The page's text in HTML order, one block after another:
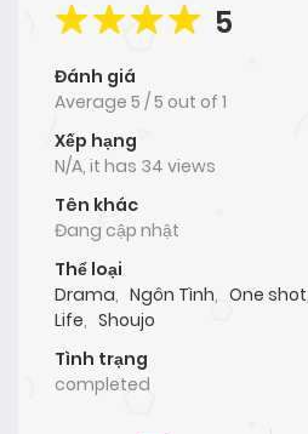
5
Đánh giá
Average 5 /5 out of 1
Xếp hạng
N/A, it has 34 views
Tên khác
Đang cập nhật
Thể loại
Drama, Ngôn Tình, One shot,
Life, Shoujo
Tình trạng
completed